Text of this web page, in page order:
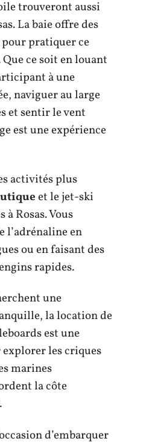
trouveront aussi
La baie offre des
pratiquer ce
ce soit en louant
à une
naviguer au large
et sentir le vent
est une expérience
activités plus
et le jet-ski
à Rosas. Vous
en
ou en faisant des
rapides.
une
la location de
est une
les criques
marines
la côte
d’embarquer